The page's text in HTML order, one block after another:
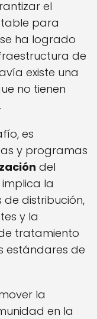
el
para
ha logrado
de
existe una
no tienen
es
y programas
del
la
distribución,
y la
tratamiento
estándares de
la
en la